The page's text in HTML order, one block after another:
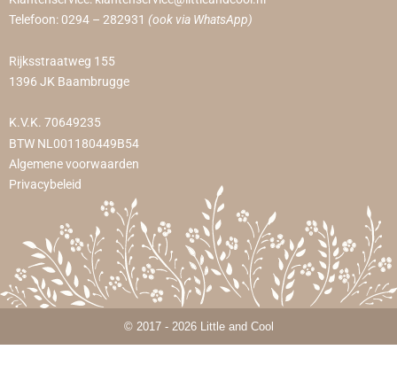
Telefoon: 0294 – 282931 (ook via WhatsApp)
Rijksstraatweg 155
1396 JK Baambrugge
K.V.K. 70649235
BTW NL001180449B54
Algemene voorwaarden
Privacybeleid
© 2017 - 2026 Little and Cool